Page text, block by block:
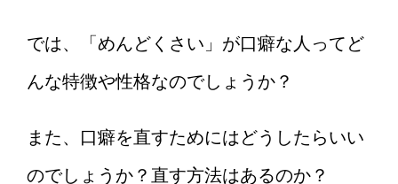
では、「めんどくさい」が口癖な人ってど
んな特徴や性格なのでしょうか？
また、口癖を直すためにはどうしたらいい
のでしょうか？直す方法はあるのか？